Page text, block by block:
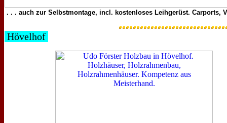
. . . auch zur Selbstmontage, incl. kostenloses Leihgerüst. Carports,
Hövelhof